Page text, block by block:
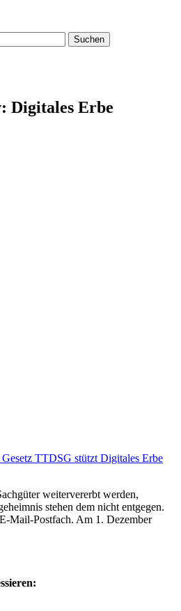
Digitales Erbe
TTDSG stützt Digitales Erbe
weitervererbt werden,
stehen dem nicht entgegen.
Mail-Postfach. Am 1. Dezember